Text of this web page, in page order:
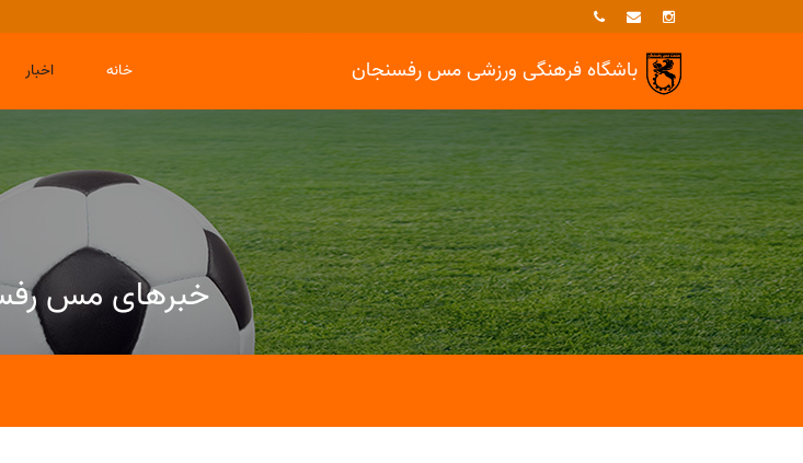
باشگاه فرهنگی ورزشیمس رفسنجان اخبار خانه
خبرهای مس